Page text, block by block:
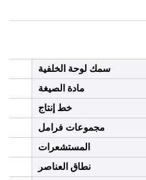
سمك لوحة الخلفية
مادة الصيغة
خط إنتاج
مجموعات فرامل
المستشعرات
نطاق العناصر